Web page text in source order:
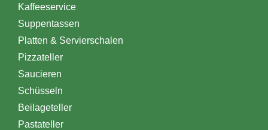
Kaffeeservice
Suppentassen
Platten & Servierschalen
Pizzateller
Saucieren
Schüsseln
Beilageteller
Pastateller